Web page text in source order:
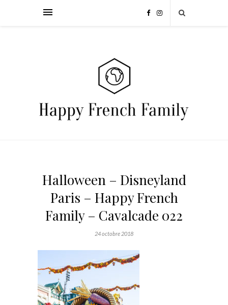
Halloween – Disneyland
Paris – Happy French
Family – Cavalcade 022
24 octobre 2018